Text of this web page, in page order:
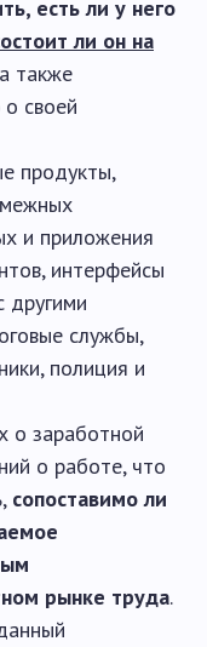
есть ли у него
ли он на
также
своей
продукты,
и приложения
интерфейсы
службы,
полиция и
о заработной
о работе, что
сопоставимо ли
рынке труда.